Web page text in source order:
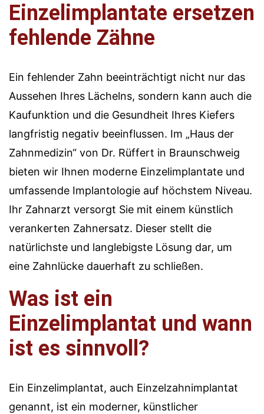
Einzelimplantate ersetzen
fehlende Zähne
Ein fehlender Zahn beeinträchtigt nicht nur das
Aussehen Ihres Lächelns, sondern kann auch die
Kaufunktion und die Gesundheit Ihres Kiefers
langfristig negativ beeinflussen. Im „Haus der
Zahnmedizin“ von Dr. Rüffert in Braunschweig
bieten wir Ihnen moderne Einzelimplantate und
umfassende Implantologie auf höchstem Niveau.
Ihr Zahnarzt versorgt Sie mit einem künstlich
verankerten Zahnersatz. Dieser stellt die
natürlichste und langlebigste Lösung dar, um
eine Zahnlücke dauerhaft zu schließen.
Was ist ein
Einzelimplantat und wann
ist es sinnvoll?
Ein Einzelimplantat, auch Einzelzahnimplantat
genannt, ist ein moderner, künstlicher